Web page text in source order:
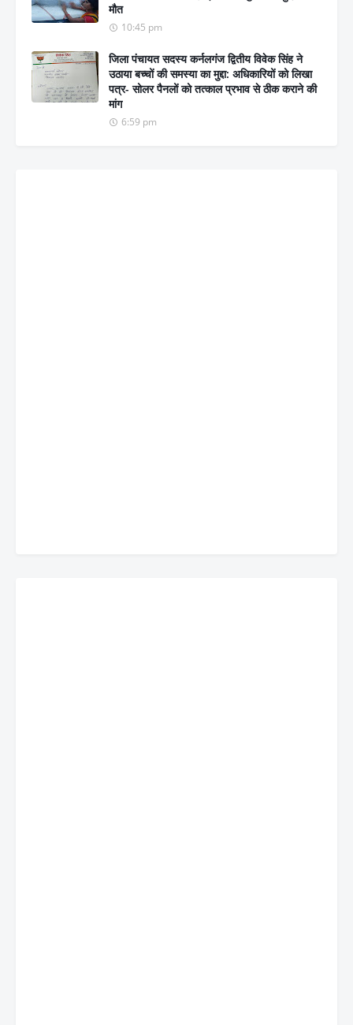
मौत
10:45 pm
जिला पंचायत सदस्य कर्नलगंज द्वितीय विवेक सिंह ने
उठाया बच्चों की समस्या का मुद्दा: अधिकारियों को लिखा
पत्र- सोलर पैनलों को तत्काल प्रभाव से ठीक कराने की
मांग
6:59 pm